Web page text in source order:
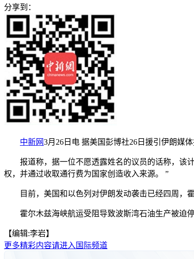
分享到：
中新网3月26日电 据美国彭博社26日援引伊朗媒
报道称，据一位不愿透露姓名的议员的话称，该计
权，并通过收取通行费为国家创造收入来源。 ”
目前，美国和以色列对伊朗发动袭击已经四周，霍
霍尔木兹海峡航运受阻导致波斯湾石油生产被迫停
【编辑:李岩】
更多精彩内容请进入国际频道